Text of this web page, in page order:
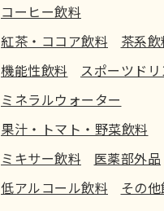
コーヒー飲料
紅茶・ココア飲料
茶系飲
機能性飲料
スポーツドリ
ミネラルウォーター
果汁・トマト・野菜飲料
ミキサー飲料
医薬部外品
低アルコール飲料
その